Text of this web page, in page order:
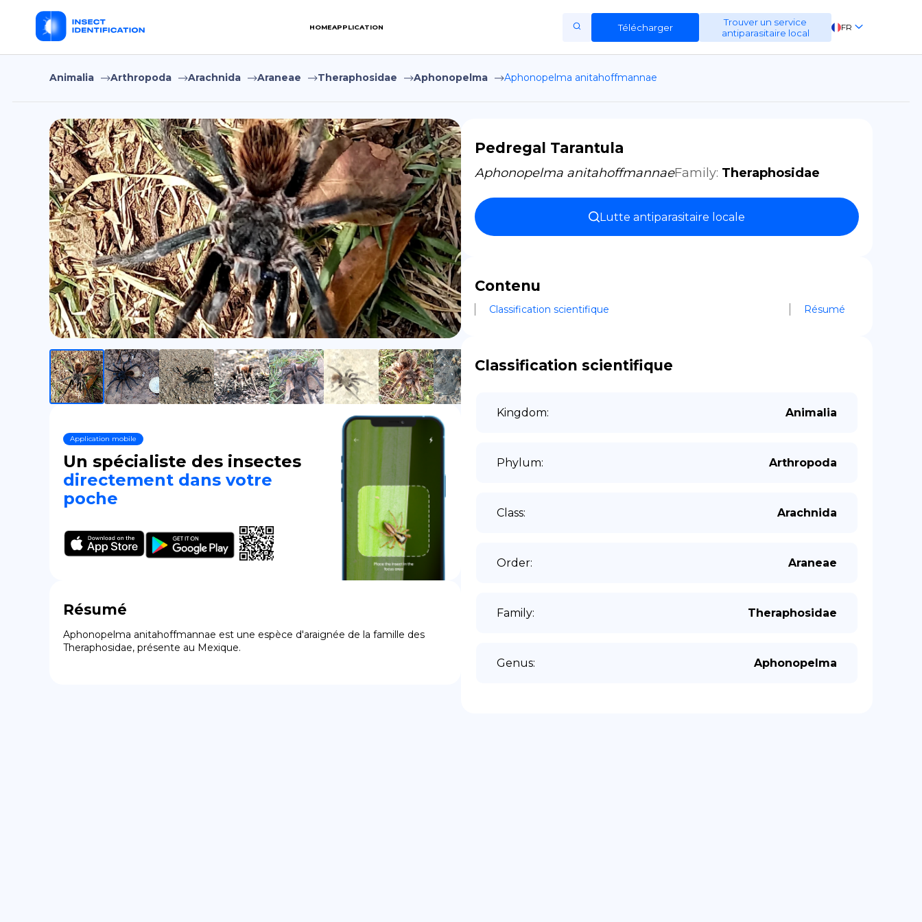
HOMEAPPLICATION Télécharger
Trouver un service
antiparasitaire local
FR
EN
Home
Application
Terms of Use
Privacy Policy
FR
EN
ES
DE
Copiright © Niro ID
Animalia Arthropoda Arachnida Araneae Theraphosidae Aphonopelma Aphonopelma anitahoffmannae
Application mobile
Un spécialiste des insectes
directement dans votre
poche
Résumé
Aphonopelma anitahoffmannae est une espèce d'araignée de la famille des
Theraphosidae, présente au Mexique.
Pedregal Tarantula
Aphonopelma anitahoffmannaeFamily: Theraphosidae
Lutte antiparasitaire locale
Contenu
Classification scientifique Résumé
Classification scientifique
Kingdom: Animalia
Phylum: Arthropoda
Class: Arachnida
Order: Araneae
Family: Theraphosidae
Genus: Aphonopelma